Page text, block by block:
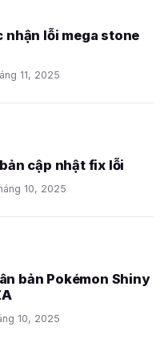
nhận lỗi mega stone
11, 2025
cập nhật fix lỗi
10, 2025
bản Pokémon Shiny
10, 2025